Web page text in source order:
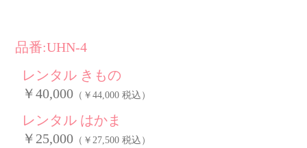
品番:UHN-4
レンタル きもの
￥40,000 （￥44,000 税込）
レンタル はかま
￥25,000 （￥27,500 税込）